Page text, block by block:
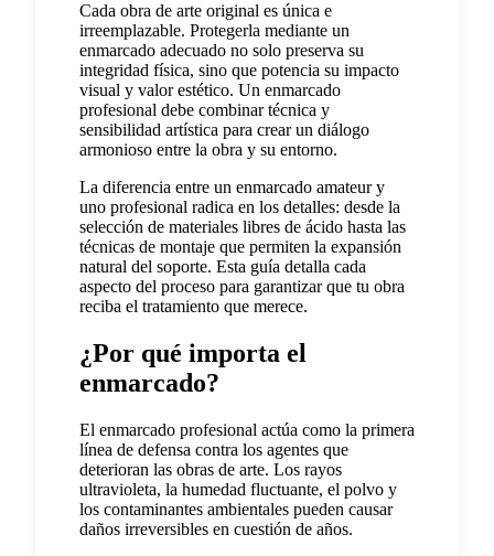
Cada obra de arte original es única e
irreemplazable. Protegerla mediante un
enmarcado adecuado no solo preserva su
integridad física, sino que potencia su impacto
visual y valor estético. Un enmarcado
profesional debe combinar técnica y
sensibilidad artística para crear un diálogo
armonioso entre la obra y su entorno.
La diferencia entre un enmarcado amateur y
uno profesional radica en los detalles: desde la
selección de materiales libres de ácido hasta las
técnicas de montaje que permiten la expansión
natural del soporte. Esta guía detalla cada
aspecto del proceso para garantizar que tu obra
reciba el tratamiento que merece.
¿Por qué importa el
enmarcado?
El enmarcado profesional actúa como la primera
línea de defensa contra los agentes que
deterioran las obras de arte. Los rayos
ultravioleta, la humedad fluctuante, el polvo y
los contaminantes ambientales pueden causar
daños irreversibles en cuestión de años.